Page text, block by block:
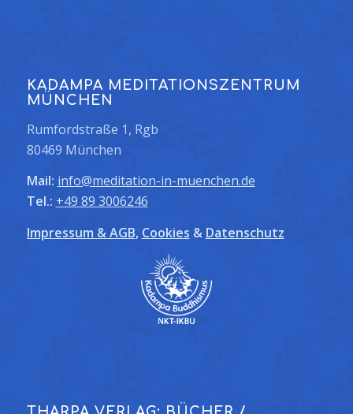
KADAMPA MEDITATIONSZENTRUM
MÜNCHEN
Rumfordstraße 1, Rgb
80469 München
Mail: info@meditation-in-muenchen.de
Tel.: +49 89 3006246
Impressum & AGB, Cookies & Datenschutz